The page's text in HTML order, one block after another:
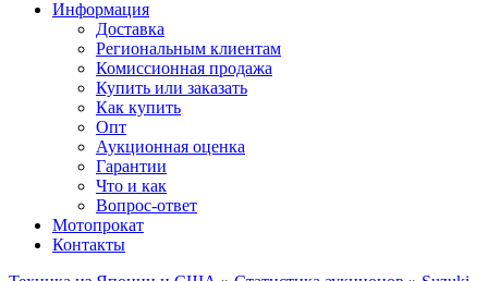
Информация
Доставка
Региональным клиентам
Комиссионная продажа
Купить или заказать
Как купить
Опт
Аукционная оценка
Гарантии
Что и как
Вопрос-ответ
Мотопрокат
Контакты